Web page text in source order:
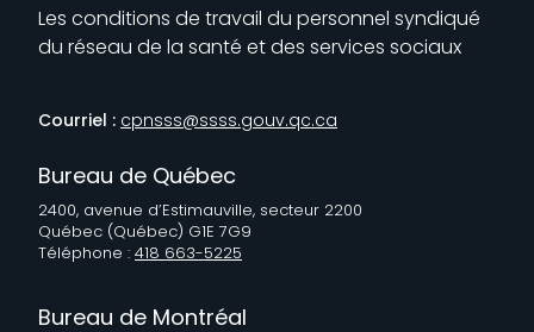
Les conditions de travail du personnel syndiqué
du réseau de la santé et des services sociaux
Courriel : cpnsss@ssss.gouv.qc.ca
Bureau de Québec
2400, avenue d’Estimauville, secteur 2200
Québec (Québec) G1E 7G9
Téléphone : 418 663-5225
Bureau de Montréal